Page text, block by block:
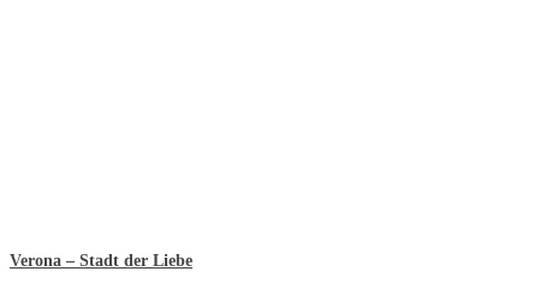
Verona – Stadt der Liebe